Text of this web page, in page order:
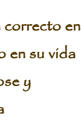
correcto en
en su vida
y